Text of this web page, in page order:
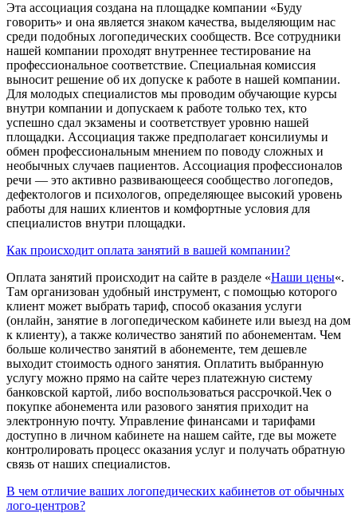
Эта ассоциация создана на площадке компании «Буду
говорить» и она является знаком качества, выделяющим нас
среди подобных логопедических сообществ. Все сотрудники
нашей компании проходят внутреннее тестирование на
профессиональное соответствие. Специальная комиссия
выносит решение об их допуске к работе в нашей компании.
Для молодых специалистов мы проводим обучающие курсы
внутри компании и допускаем к работе только тех, кто
успешно сдал экзамены и соответствует уровню нашей
площадки. Ассоциация также предполагает консилиумы и
обмен профессиональным мнением по поводу сложных и
необычных случаев пациентов. Ассоциация профессионалов
речи — это активно развивающееся сообщество логопедов,
дефектологов и психологов, определяющее высокий уровень
работы для наших клиентов и комфортные условия для
специалистов внутри площадки.
Как происходит оплата занятий в вашей компании?
Оплата занятий происходит на сайте в разделе «Наши цены«.
Там организован удобный инструмент, с помощью которого
клиент может выбрать тариф, способ оказания услуги
(онлайн, занятие в логопедическом кабинете или выезд на дом
к клиенту), а также количество занятий по абонементам. Чем
больше количество занятий в абонементе, тем дешевле
выходит стоимость одного занятия. Оплатить выбранную
услугу можно прямо на сайте через платежную систему
банковской картой, либо воспользоваться рассрочкой.Чек о
покупке абонемента или разового занятия приходит на
электронную почту. Управление финансами и тарифами
доступно в личном кабинете на нашем сайте, где вы можете
контролировать процесс оказания услуг и получать обратную
связь от наших специалистов.
В чем отличие ваших логопедических кабинетов от обычных
лого-центров?